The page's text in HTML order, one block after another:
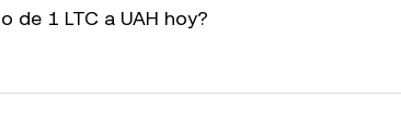
de 1 LTC a UAH hoy?